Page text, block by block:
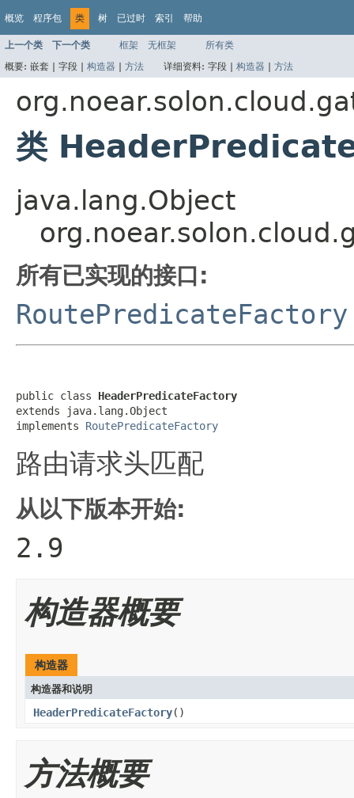
概览 程序包 类 树 已过时 索引 帮助
上一个类 下一个类 框架 无框架
所有类
概要: 嵌套 | 字段 | 构造器 | 方法 详细资料: 字段 | 构造器 | 方法
类
java.lang.Object
所有已实现的接口:
RoutePredicateFactory
public class HeaderPredicateFactory
extends java.lang.Object
implements RoutePredicateFactory
路由请求头匹配
从以下版本开始:
2.9
构造器概要
构造器
构造器和说明
HeaderPredicateFactory()
方法概要